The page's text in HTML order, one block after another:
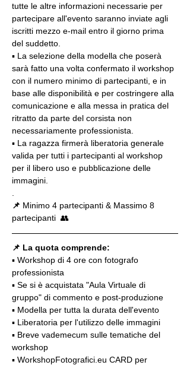
tutte le altre informazioni necessarie per
partecipare all'evento saranno inviate agli
iscritti mezzo e-mail entro il giorno prima
del suddetto.
▪️ La selezione della modella che poserà
sarà fatto una volta confermato il workshop
con il numero minimo di partecipanti, e in
base alle disponibilità e per costringere alla
comunicazione e alla messa in pratica del
ritratto da parte del corsista non
necessariamente professionista.
▪️ La ragazza firmerà liberatoria generale
valida per tutti i partecipanti al workshop
per il libero uso e pubblicazione delle
immagini.
📌 Minimo 4 partecipanti & Massimo 8
partecipanti  👥
📌 La quota comprende:
▪️ Workshop di 4 ore con fotografo
professionista
▪️ Se si è acquistata "Aula Virtuale di
gruppo" di commento e post-produzione
▪️ Modella per tutta la durata dell'evento
▪️ Liberatoria per l'utilizzo delle immagini
▪️ Breve vademecum sulle tematiche del
workshop
▪️ WorkshopFotografici.eu CARD per